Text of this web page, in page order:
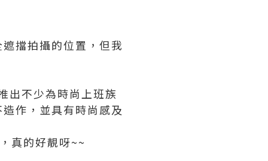
擋拍攝的位置，但我
不少為時尚上班族
作，並具有時尚感及
真的好靚呀~~